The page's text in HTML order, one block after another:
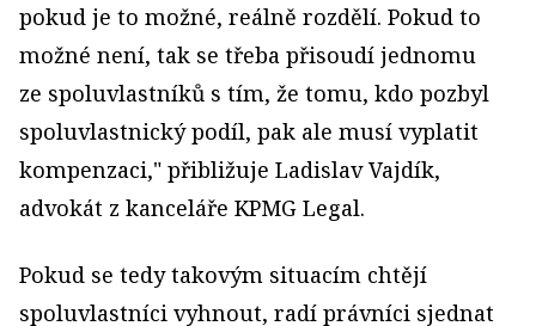
pokud je to možné, reálně rozdělí. Pokud to
možné není, tak se třeba při­soudí jednomu
ze spoluvlastníků s tím, že tomu, kdo pozbyl
spoluvlastnický podíl, pak ale musí vyplatit
kompenzaci," přibližuje Ladislav Vajdík,
advokát z kanceláře KPMG Legal.
Pokud se tedy takovým situacím chtějí
spoluvlastníci vyhnout, radí právníci sjednat